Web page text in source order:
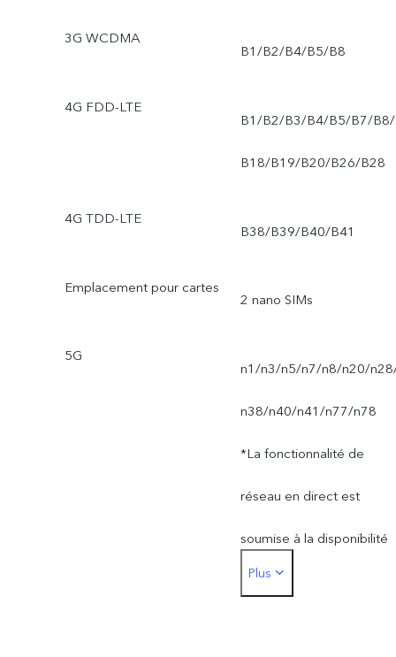
3G WCDMA
B1/B2/B4/B5/B8
4G FDD-LTE
B1/B2/B3/B4/B5/B7/B8/
B18/B19/B20/B26/B28
4G TDD-LTE
B38/B39/B40/B41
Emplacement pour cartes
2 nano SIMs
5G
n1/n3/n5/n7/n8/n20/
n38/n40/n41/n77/n78
*La fonctionnalité de
réseau en direct est
soumise à la disponibilité
du réseau de l'opérateur,
Plus